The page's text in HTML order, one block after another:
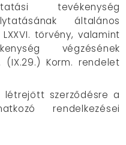
tevékenység
általános
törvény, valamint
végzésének
Korm. rendelet
szerződésre a
rendelkezései